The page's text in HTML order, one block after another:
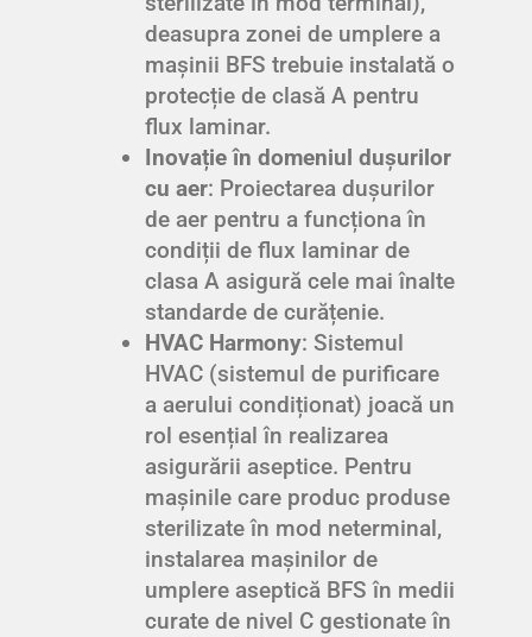
deasupra zonei de umplere a
mașinii BFS trebuie instalată o
protecție de clasă A pentru
flux laminar.
Inovație în domeniul dușurilor
cu aer: Proiectarea dușurilor
de aer pentru a funcționa în
condiții de flux laminar de
clasa A asigură cele mai înalte
standarde de curățenie.
HVAC Harmony: Sistemul
HVAC (sistemul de purificare
a aerului condiționat) joacă un
rol esențial în realizarea
asigurării aseptice. Pentru
mașinile care produc produse
sterilizate în mod neterminal,
instalarea mașinilor de
umplere aseptică BFS în medii
curate de nivel C gestionate în